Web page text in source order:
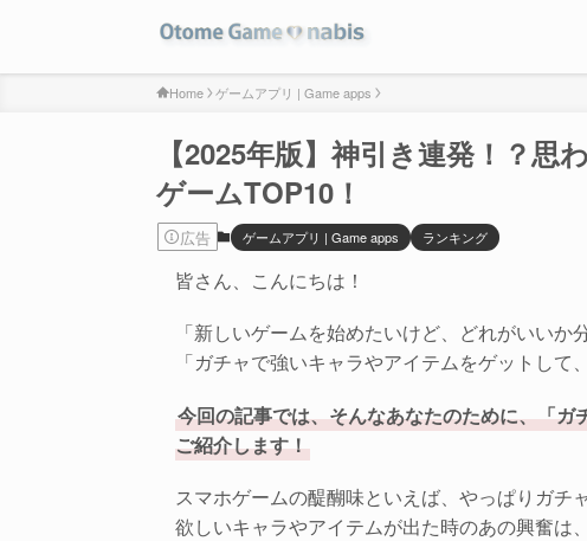
Home ゲームアプリ | Game apps
【2025年版】神引き連発！？
ゲームTOP10！
広告 ゲームアプリ | Game apps ランキング
皆さん、こんにちは！
「新しいゲームを始めたいけど、どれがいいか
「ガチャで強いキャラやアイテムをゲットして
今回の記事では、そんなあなたのために、「
ご紹介します！
スマホゲームの醍醐味といえば、やっぱりガチ
欲しいキャラやアイテムが出た時のあの興奮は